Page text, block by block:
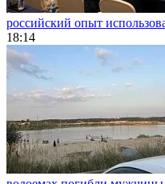
российский опыт
18:14